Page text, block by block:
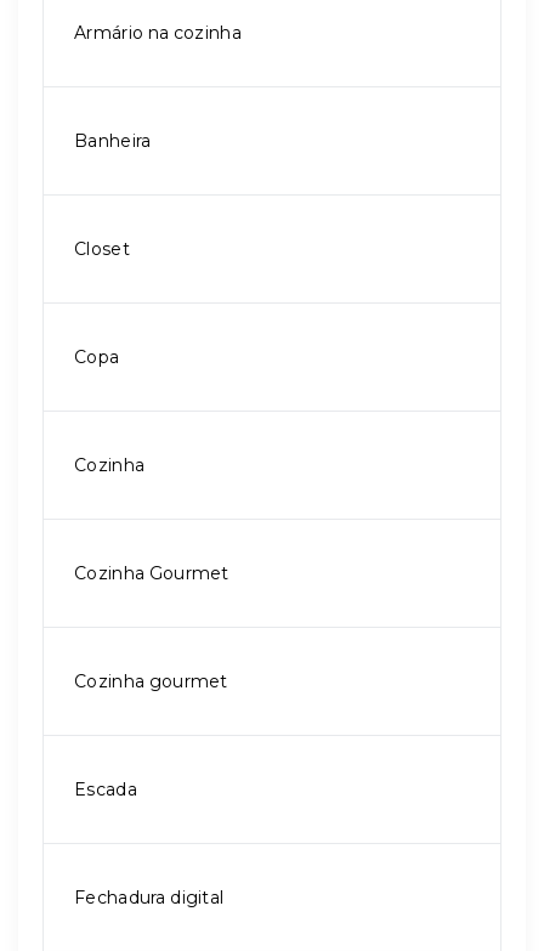
Armário na cozinha
Banheira
Closet
Copa
Cozinha
Cozinha Gourmet
Cozinha gourmet
Escada
Fechadura digital